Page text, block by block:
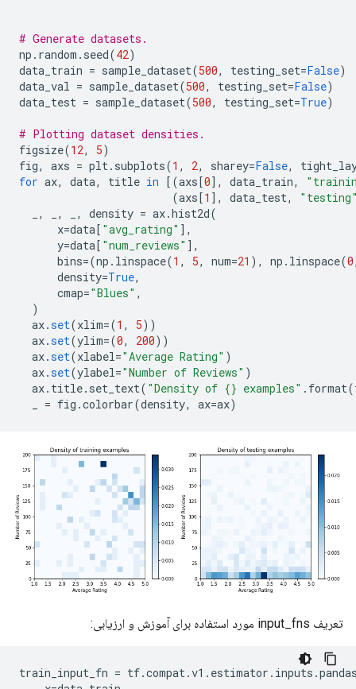
# Generate datasets.
np . random . seed(42)
data_train = sample_dataset(500, testing_set=False)
data_val = sample_dataset(500, testing_set=False)
data_test = sample_dataset(500, testing_set=True)
# Plotting dataset densities.
figsize(12, 5)
fig, axs = plt. subplots(1 , 2, sharey=False,
for ax, data, title in [(axs [0], data_train,
(axs [1 ], data_test,
, , , density = ax.hist2d(
x=data [ "avg_rating" ],
y=data [ "num_reviews" ],
bins=(np . linspace(1 , 5, num=21 ), np . linspace(0
density=True,
cmap="Blues" ,
)
ax.set(xlim=(1 , 5))
ax.set(ylim=(0, 200))
ax.set(xlabel="Average Rating" )
ax.set(ylabel="Number of Reviews" )
ax. title. set_text( "Density of {} examples" . format(
= fig .colorbar(density, ax=ax)
تعریف input_fns مورد استفاده برای آموزش و ارزیابی:
train_input_fn = tf.compat.v1 . estimator . inputs .